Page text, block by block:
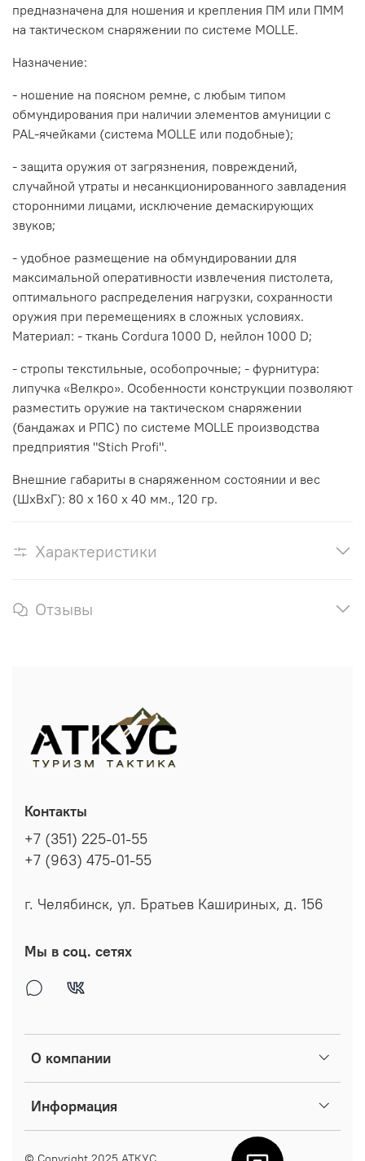
предназначена для ношения и крепления ПМ или ПММ
на тактическом снаряжении по системе MOLLE.
Назначение:
- ношение на поясном ремне, с любым типом
обмундирования при наличии элементов амуниции с
PAL-ячейками (система MOLLE или подобные);
- защита оружия от загрязнения, повреждений,
случайной утраты и несанкционированного завладения
сторонними лицами, исключение демаскирующих
звуков;
- удобное размещение на обмундировании для
максимальной оперативности извлечения пистолета,
оптимального распределения нагрузки, сохранности
оружия при перемещениях в сложных условиях.
Материал: - ткань Cordura 1000 D, нейлон 1000 D;
- стропы текстильные, особопрочные; - фурнитура:
липучка «Велкро». Особенности конструкции позволяют
разместить оружие на тактическом снаряжении
(бандажах и РПС) по системе MOLLE производства
предприятия "Stich Profi".
Внешние габариты в снаряженном состоянии и вес
(ШхВхГ): 80 х 160 х 40 мм., 120 гр.
Характеристики
Отзывы
О компании
Информация
Контакты
+7 (351) 225-01-55
+7 (963) 475-01-55
г. Челябинск, ул. Братьев Кашириных, д. 156
Мы в соц. сетях